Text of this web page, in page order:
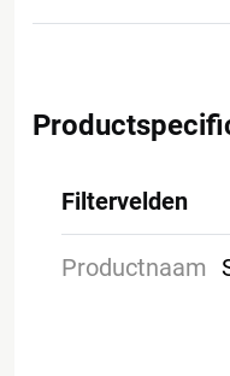
Filtervelden
Productnaam